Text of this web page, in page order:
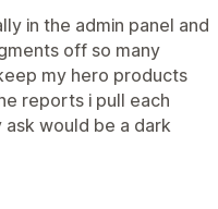
in the admin panel and
off so many
my hero products
reports i pull each
would be a dark